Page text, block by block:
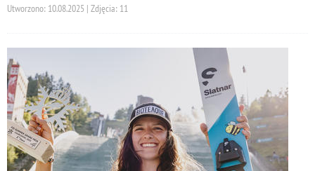
Utworzono: 10.08.2025 | Zdjęcia: 11